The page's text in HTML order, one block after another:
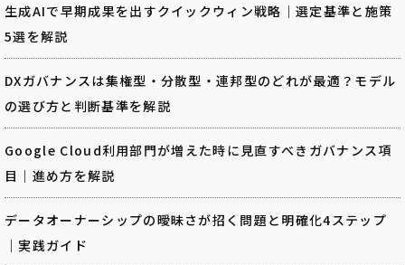
生成AIで早期成果を出すクイックウィン戦略｜選定基準と施策
5選を解説
DXガバナンスは集権型・分散型・連邦型のどれが最適？モデル
の選び方と判断基準を解説
Google Cloud利用部門が増えた時に見直すべきガバナンス項
目｜進め方を解説
データオーナーシップの曖昧さが招く問題と明確化4ステップ
｜実践ガイド